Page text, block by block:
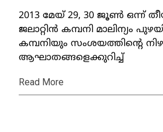
2013 മേയ് 29, 30 ജൂണ്‍ ഒന്ന്
ജലാറ്റിന്‍ കമ്പനി മാലിന്യം
കമ്പനിയും സംശയത്തിന്റെ
ആഘാതങ്ങളെക്കുറിച്ച്
Read More